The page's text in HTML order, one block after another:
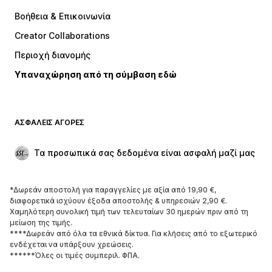
Εσώρουχα
Παλτό
Φούστες
Περιστάσεις
Aποκλειστικά
ΠΑΠΟΎΤΣΙΑ
ΝΕΑ
Trending
Sneakers
Μποτάκια
Γόβες και ψηλοτάκουνα
Βοήθεια & Επικοινωνία
Creator Collaborations
Περιοχή διανομής
Υπαναχώρηση από τη σύμβαση εδώ
ΑΣΦΑΛΕΊΣ ΑΓΟΡΈΣ
Τα προσωπικά σας δεδομένα είναι ασφαλή μαζί μας
*Δωρεάν αποστολή για παραγγελίες με αξία από 19,90 €,
διαφορετικά ισχύουν έξοδα αποστολής & υπηρεσιών 2,90 €.
Χαμηλότερη συνολική τιμή των τελευταίων 30 ημερών πριν από τη
μείωση της τιμής.
****Δωρεάν από όλα τα εθνικά δίκτυα. Για κλήσεις από το εξωτερικό
ενδέχεται να υπάρξουν χρεώσεις.
******Όλες οι τιμές συμπεριλ. ΦΠΑ.